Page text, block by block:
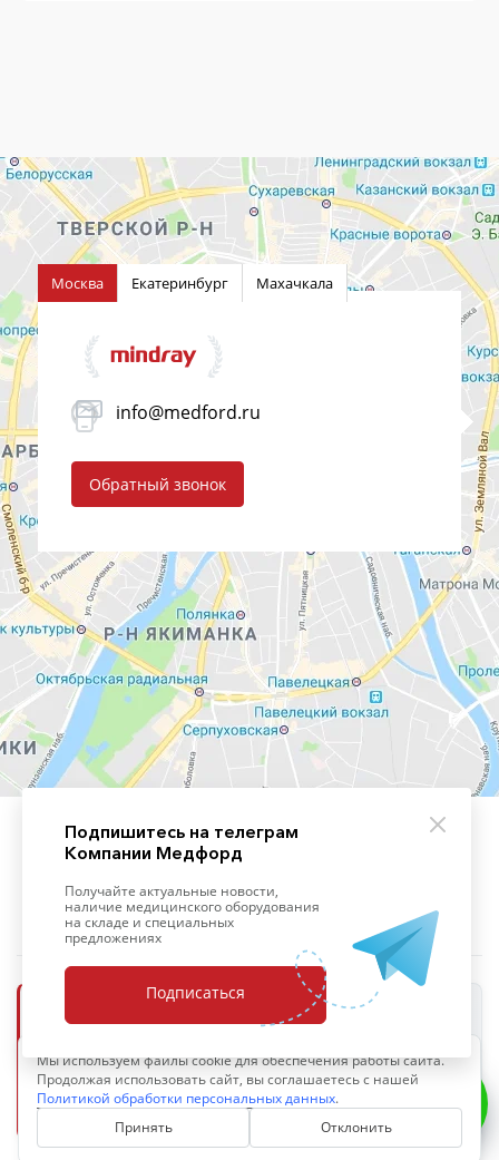
Москва Екатеринбург Махачкала
info@medford.ru
Обратный звонок
ОПЕРАТОР ПЕРСОНАЛЬНЫХ ДАННЫХ
ИНН 7703711402
ОГРН 1097746765566
Политика обработки персональных данных
Мы используем файлы cookie для обеспечения работы сайта.
Продолжая использовать сайт, вы соглашаетесь с нашей
Политикой обработки персональных данных.
Принять
Отклонить
Подпишитесь на телеграм
Компании Медфорд
Получайте актуальные новости,
наличие медицинского оборудования
на складе и специальных
предложениях
Подписаться